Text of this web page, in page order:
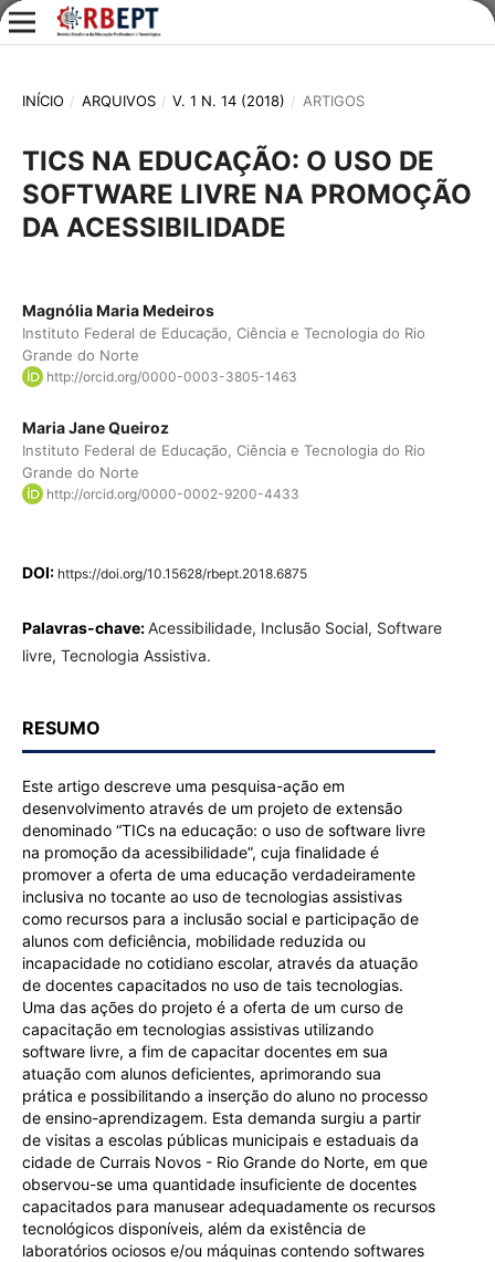
INÍCIO / ARQUIVOS / V. 1 N. 14 (2018) / ARTIGOS
TICS NA EDUCAÇÃO: O USO DE
SOFTWARE LIVRE NA PROMOÇÃO
DA ACESSIBILIDADE
Magnólia Maria Medeiros
Instituto Federal de Educação, Ciência e Tecnologia do Rio
Grande do Norte
http://orcid.org/0000-0003-3805-1463
Maria Jane Queiroz
Instituto Federal de Educação, Ciência e Tecnologia do Rio
Grande do Norte
http://orcid.org/0000-0002-9200-4433
DOI: https://doi.org/10.15628/rbept.2018.6875
Palavras-chave:Acessibilidade, Inclusão Social, Software
livre, Tecnologia Assistiva.
RESUMO
Este artigo descreve uma pesquisa-ação em
desenvolvimento através de um projeto de extensão
denominado “TICs na educação: o uso de software livre
na promoção da acessibilidade”, cuja finalidade é
promover a oferta de uma educação verdadeiramente
inclusiva no tocante ao uso de tecnologias assistivas
como recursos para a inclusão social e participação de
alunos com deficiência, mobilidade reduzida ou
incapacidade no cotidiano escolar, através da atuação
de docentes capacitados no uso de tais tecnologias.
Uma das ações do projeto é a oferta de um curso de
capacitação em tecnologias assistivas utilizando
software livre, a fim de capacitar docentes em sua
atuação com alunos deficientes, aprimorando sua
prática e possibilitando a inserção do aluno no processo
de ensino-aprendizagem. Esta demanda surgiu a partir
de visitas a escolas públicas municipais e estaduais da
cidade de Currais Novos - Rio Grande do Norte, em que
observou-se uma quantidade insuficiente de docentes
capacitados para manusear adequadamente os recursos
tecnológicos disponíveis, além da existência de
laboratórios ociosos e/ou máquinas contendo softwares